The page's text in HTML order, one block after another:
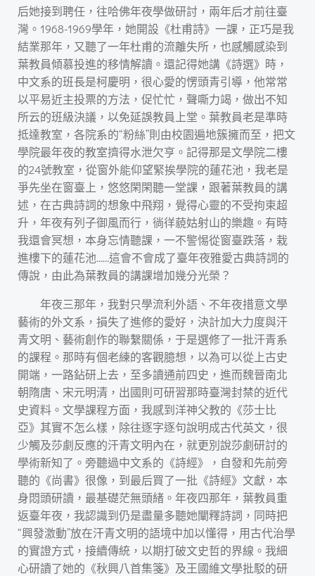
后她接到聘任，往哈佛年夜學做研討，兩年后才前往臺
灣。1968-1969學年，她開設《杜甫詩》一課，正巧是我
結業那年，又聽了一年杜甫的流離失所，也感觸感染到
葉教員傾慕投進的移情解讀。還記得她講《詩選》時，
中文系的班長是柯慶明，很心愛的愣頭青引導，他常常
以平易近主投票的方法，促忙忙，聲嘶力竭，做出不知
所云的班級決議，以免延誤教員上堂。葉教員老是準時
抵達教室，各院系的“粉絲”則由校園遍地簇擁而至，把文
學院最年夜的教室擠得水泄欠亨。記得那是文學院二樓
的24號教室，從窗外能仰望緊挨學院的蓮花池，我老是
爭先坐在窗臺上，悠悠閑閑聽一堂課，跟著葉教員的講
述，在古典詩詞的想象中飛翔，覺得心靈的不受拘束超
升，年夜有列子御風而行，徜徉藐姑射山的樂趣。有時
我還會冥想，本身忘情聽課，一不警惕從窗臺跌落，栽
進樓下的蓮花池……這會不會成了臺年夜雅愛古典詩詞的
傳說，由此為葉教員的講課增加幾分光榮？
年夜三那年，我對只學流利外語、不年夜措意文學
藝術的外文系，損失了進修的愛好，決計加大力度與汗
青文明、藝術創作的聯繫關係，于是選修了一批汗青系
的課程。那時有個老練的客觀臆想，以為可以從上古史
開端，一路鉆研上去，至多讀通前四史，進而魏晉南北
朝隋唐、宋元明清，出國則可研習那時臺灣封禁的近代
史資料。文學課程方面，我感到洋神父教的《莎士比
亞》其實不怎么樣，除往逐字逐句說明成古代英文，很
少觸及莎劇反應的汗青文明內在，就更別說莎劇研討的
學術新知了。旁聽過中文系的《詩經》，自發和先前旁
聽的《尚書》很像，到最后買了一批《詩經》文獻，本
身悶頭研讀，最基礎茫無頭緒。年夜四那年，葉教員重
返臺年夜，我認識到仍是盡量多聽她闡釋詩詞，同時把
“興發激動”放在汗青文明的語境中加以懂得，用古代治學
的實證方式，接續傳統，以期打破文史哲的界線。我細
心研讀了她的《秋興八首集箋》及王國維文學批駁的研